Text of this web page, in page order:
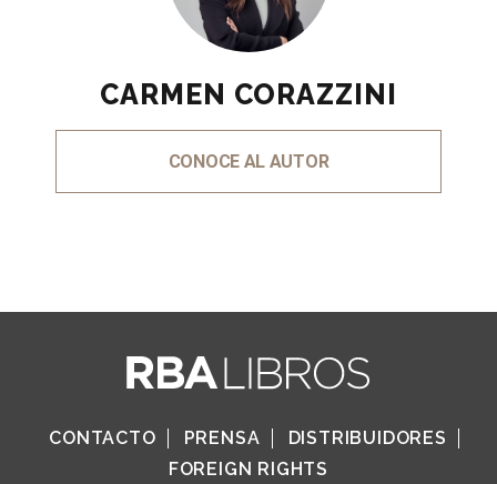
CARMEN CORAZZINI
CONOCE AL AUTOR
CONTACTO PRENSA
DISTRIBUIDORES
FOREIGN RIGHTS